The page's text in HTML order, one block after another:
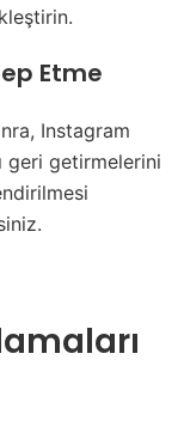
Etme
Instagram
geri getirmelerini